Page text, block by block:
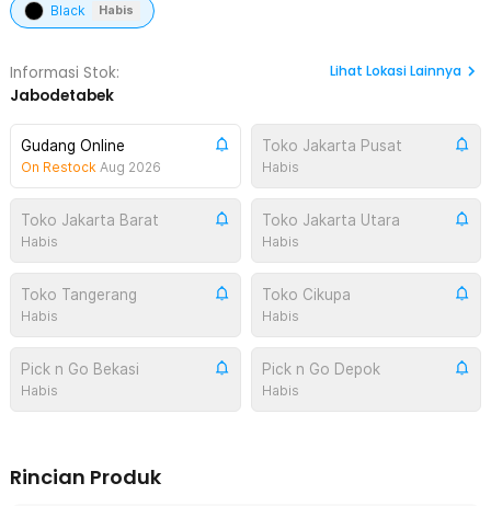
Black Habis
Informasi Stok:
Jabodetabek
Lihat Lokasi Lainnya
Gudang Online
On Restock Aug 2026
Toko Jakarta Pusat
Habis
Toko Jakarta Barat
Habis
Toko Jakarta Utara
Habis
Toko Tangerang
Habis
Toko Cikupa
Habis
Pick n Go Bekasi
Habis
Pick n Go Depok
Habis
Rincian Produk